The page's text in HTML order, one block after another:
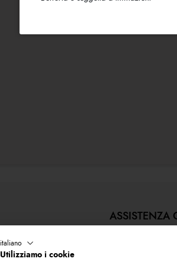
ASSISTENZA
italiano
Utilizziamo i cookie